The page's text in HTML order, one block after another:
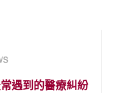
遇到的醫療糾紛